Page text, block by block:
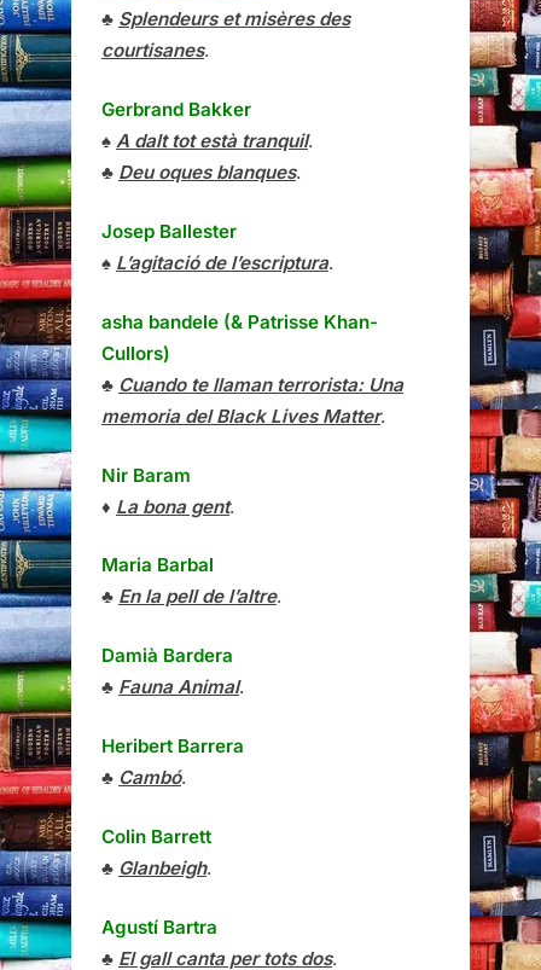
♣ Splendeurs et misères des
courtisanes.
Gerbrand Bakker
♠ A dalt tot està tranquil.
♣ Deu oques blanques.
Josep Ballester
♠ L’agitació de l’escriptura.
asha bandele (& Patrisse Khan-
Cullors)
♣ Cuando te llaman terrorista: Una
memoria del Black Lives Matter.
Nir Baram
♦ La bona gent.
Maria Barbal
♣ En la pell de l’altre.
Damià Bardera
♣ Fauna Animal.
Heribert Barrera
♣ Cambó.
Colin Barrett
♣ Glanbeigh.
Agustí Bartra
♣ El gall canta per tots dos.